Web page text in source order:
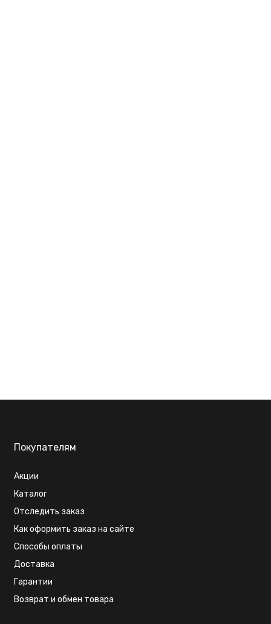
Покупателям
Акции
Каталог
Отследить заказ
Как оформить заказ на сайте
Способы оплаты
Доставка
Гарантии
Возврат и обмен товара